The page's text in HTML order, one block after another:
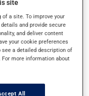
produit peut à
(effets
du système
site
a site. To improve your
and provide secure
and deliver content
your cookie preferences
a detailed description of
more information about
All